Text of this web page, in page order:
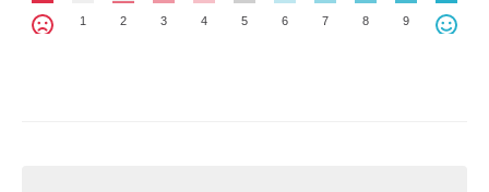
1 2 3 4 5 6 7 8 9